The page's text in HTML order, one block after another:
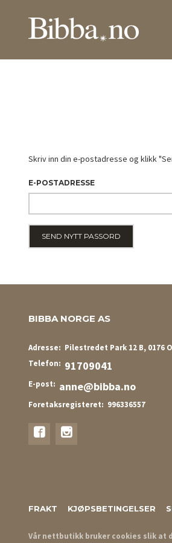
innholdet
PRODUKTER
Skriv inn din e-postadresse og klikk
E-POSTADRESSE
BIBBA NORGE AS
Adresse: Pilestredet Park 12 B, 0176
Telefon: 91709041
E-post: anne@bibba.no
Foretaksregisteret: 996336557
FRAKT KJØPSBETINGELSER
Vår nettbutikk bruker cookies slik at